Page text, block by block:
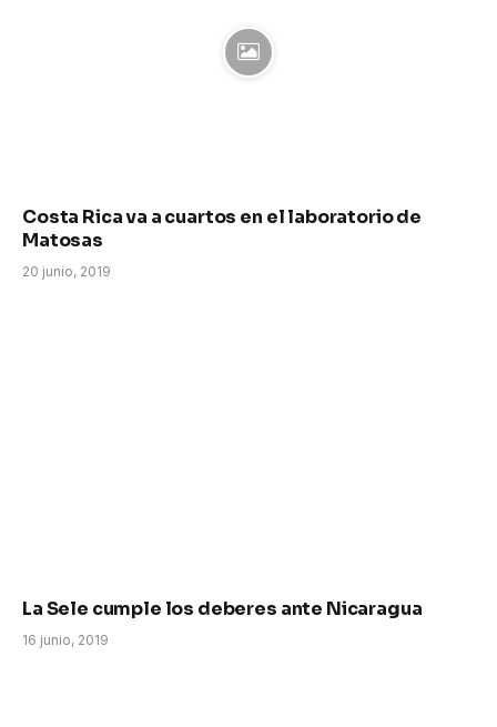
Costa Rica va a cuartos en el laboratorio de
Matosas
20 junio, 2019
La Sele cumple los deberes ante Nicaragua
16 junio, 2019